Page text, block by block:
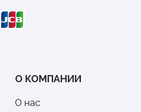
О КОМПАНИИ
О нас